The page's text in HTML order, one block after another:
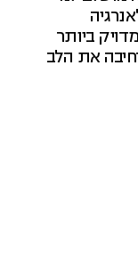
ביותר
את הלב